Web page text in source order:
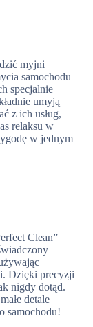
myjni
samochodu
specjalnie
umyją
z ich usług,
relaksu w
w jednym
Clean”
Dzięki precyzji
nigdy dotąd.
detale
samochodu!